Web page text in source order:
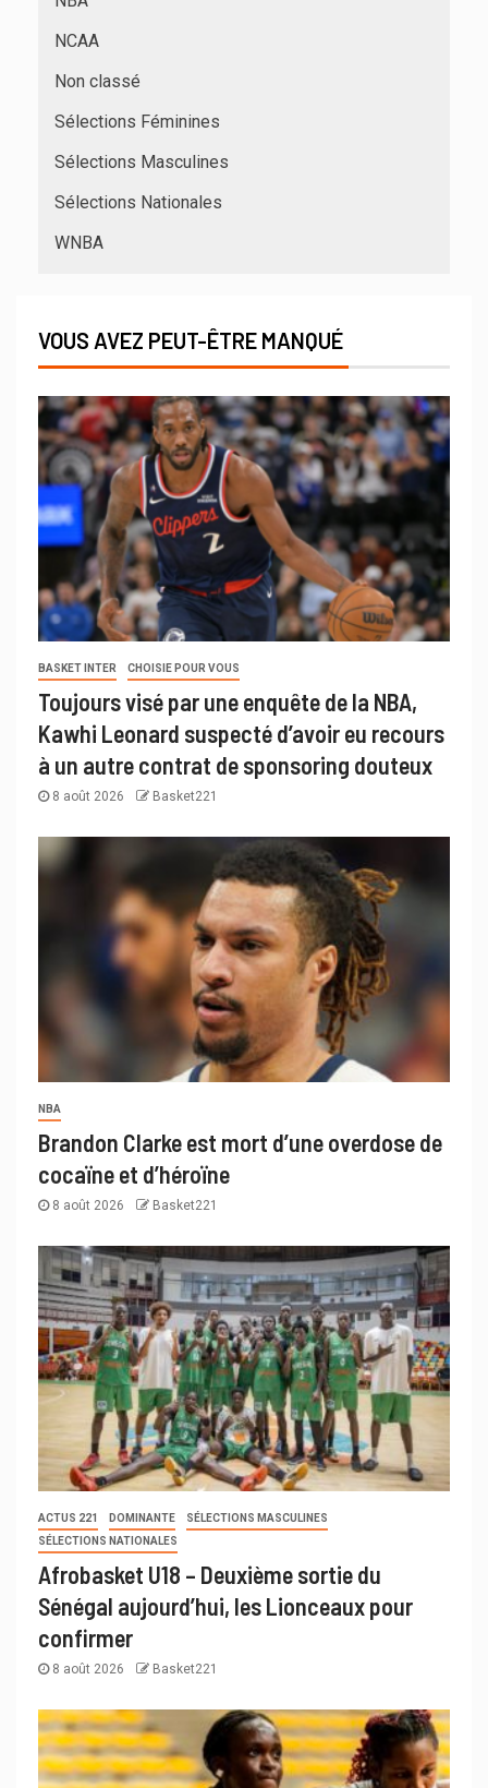
NCAA
Non classé
Sélections Féminines
Sélections Masculines
Sélections Nationales
WNBA
VOUS AVEZ PEUT-ÊTRE MANQUÉ
BASKET INTER CHOISIE POUR VOUS
Toujours visé par une enquête de la NBA,
Kawhi Leonard suspecté d’avoir eu recours
à un autre contrat de sponsoring douteux
8 août 2026 Basket221
NBA
Brandon Clarke est mort d’une overdose de
cocaïne et d’héroïne
8 août 2026 Basket221
ACTUS 221 DOMINANTE
SÉLECTIONS MASCULINES
SÉLECTIONS NATIONALES
Afrobasket U18 – Deuxième sortie du
Sénégal aujourd’hui, les Lionceaux pour
confirmer
8 août 2026 Basket221